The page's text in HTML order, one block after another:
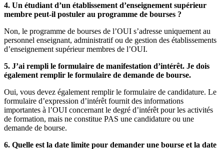
4. Un étudiant d’un établissement d’enseignement supérieur
membre peut-il postuler au programme de bourses ?
Non, le programme de bourses de l’OUI s’adresse uniquement au
personnel enseignant, administratif ou de gestion des établissements
d’enseignement supérieur membres de l’OUI.
5. J’ai rempli le formulaire de manifestation d’intérêt. Je dois
également remplir le formulaire de demande de bourse.
Oui, vous devez également remplir le formulaire de candidature. Le
formulaire d’expression d’intérêt fournit des informations
importantes à l’OUI concernant le degré d’intérêt pour les activités
de formation, mais ne constitue PAS une candidature ou une
demande de bourse.
6. Quelle est la date limite pour demander une bourse et la date